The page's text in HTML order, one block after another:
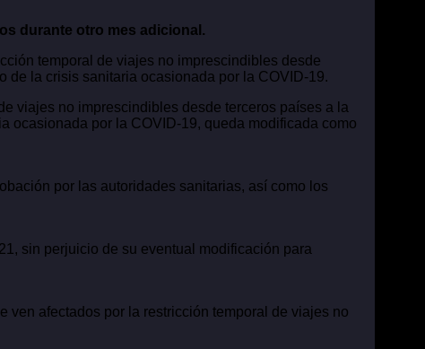
durante otro mes adicional.
temporal de viajes no imprescindibles desde
de la crisis sanitaria ocasionada por la COVID-19.
viajes no imprescindibles desde terceros países a la
ocasionada por la COVID-19, queda modificada como
por las autoridades sanitarias, así como los
sin perjuicio de su eventual modificación para
ven afectados por la restricción temporal de viajes no